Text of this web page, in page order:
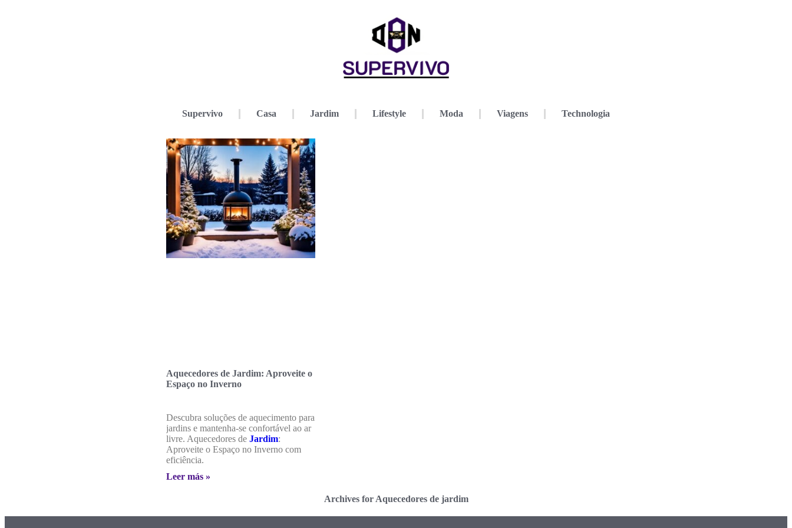
Supervivo Casa Jardim Lifestyle Moda Viagens Technologia
Aquecedores de Jardim: Aproveite o
Espaço no Inverno
Descubra soluções de aquecimento para
jardins e mantenha-se confortável ao ar
livre. Aquecedores de Jardim:
Aproveite o Espaço no Inverno com
eficiência.
Leer más »
Archives for Aquecedores de jardim